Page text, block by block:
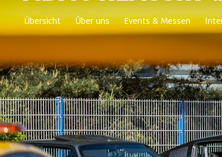
Übersicht Über uns Events & Messen